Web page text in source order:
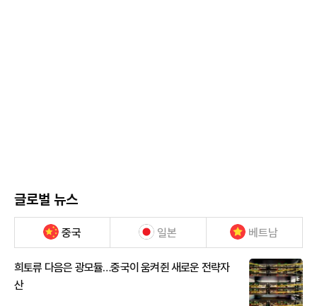
글로벌 뉴스
중국 일본 베트남
희토류 다음은 광모듈…중국이 움켜쥔 새로운 전략자
산